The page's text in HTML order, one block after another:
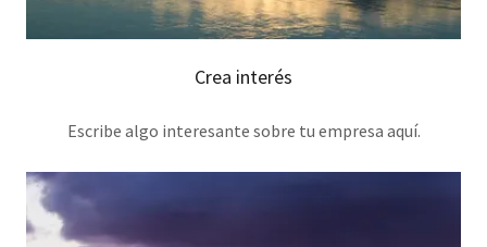
Crea interés
Escribe algo interesante sobre tu empresa aquí.